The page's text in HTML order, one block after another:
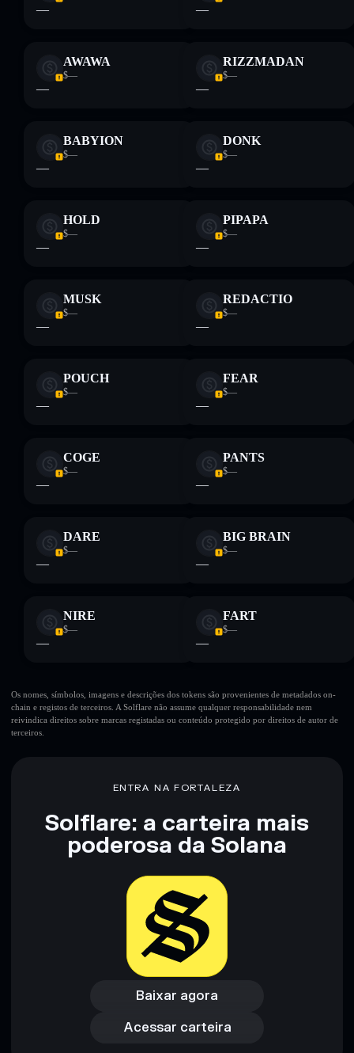
— —
AWAWA
$—
—
RIZZMADAN
$—
—
BABYION
$—
—
DONK
$—
—
HOLD
$—
—
PIPAPA
$—
—
MUSK
$—
—
REDACTIO
$—
—
POUCH
$—
—
FEAR
$—
—
COGE
$—
—
PANTS
$—
—
DARE
$—
—
BIG BRAIN
$—
—
NIRE
$—
—
FART
$—
—
Os nomes, símbolos, imagens e descrições dos tokens são provenientes de metadados on-
chain e registos de terceiros. A Solflare não assume qualquer responsabilidade nem
reivindica direitos sobre marcas registadas ou conteúdo protegido por direitos de autor de
terceiros.
ENTRA NA FORTALEZA
Solflare: a carteira mais
poderosa da Solana
Baixar agora
Baixar agora
Acessar carteira
Acessar carteira